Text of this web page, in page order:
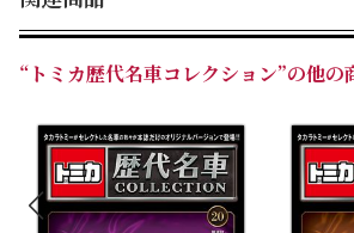
“トミカ歴代名車コレクション”の他の